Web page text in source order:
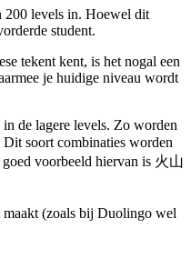
200 levels in. Hoewel dit
student.
tekent kent, is het nogal een
je huidige niveau wordt
de lagere levels. Zo worden
soort combinaties worden
voorbeeld hiervan is 火山
maakt (zoals bij Duolingo wel